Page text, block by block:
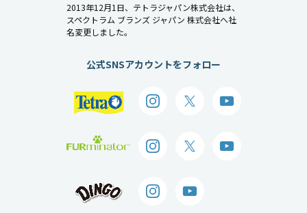
2013年12月1日、テトラジャパン株式会社は、
スペクトラム ブランズ ジャパン 株式会社へ社
名変更しました。
公式SNSアカウントをフォロー